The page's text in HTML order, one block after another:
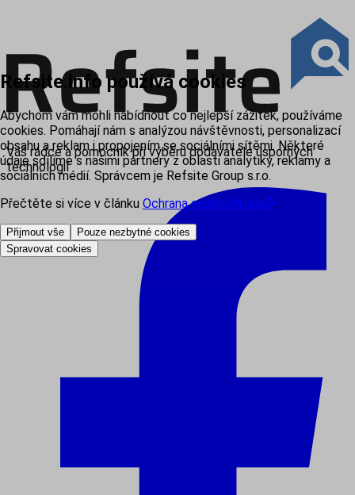
Váš rádce a pomocník při výběru dodavatele úsporných
technologií
Refsite.info používá cookies
Abychom vám mohli nabídnout co nejlepší zážitek, používáme
cookies. Pomáhají nám s analýzou návštěvnosti, personalizací
obsahu a reklam i propojením se sociálními sítěmi. Některé
údaje sdílíme s našimi partnery z oblasti analytiky, reklamy a
sociálních médií. Správcem je Refsite Group s.r.o.
Přečtěte si více v článku Ochrana osobních údajů.
Přijmout vše
Pouze nezbytné cookies
Spravovat cookies